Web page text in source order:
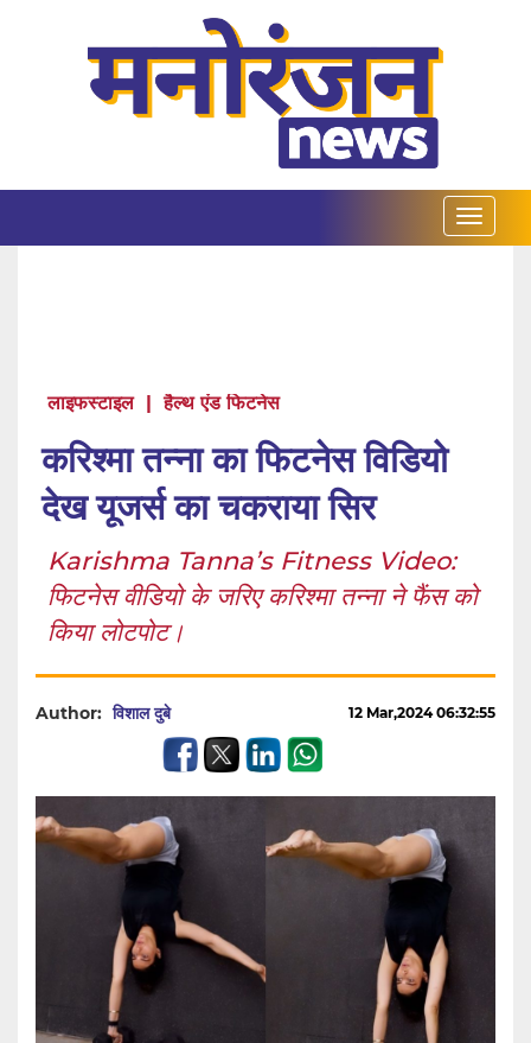
लाइफस्टाइल | हैल्थ एंड फिटनेस
करिश्मा तन्ना का फिटनेस विडियो
देख यूजर्स का चकराया सिर
Karishma Tanna’s Fitness Video:
फिटनेस वीडियो के जरिए करिश्मा तन्ना ने फैंस को
किया लोटपोट।
Author: विशाल दुबे 12 Mar,2024 06:32:55